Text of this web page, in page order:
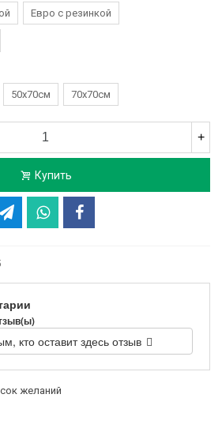
Евро с резинкой
50х70см 70х70см
+
Купить
кто оставит здесь отзыв
желаний